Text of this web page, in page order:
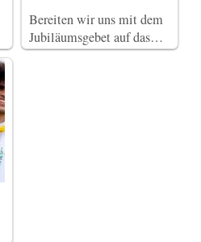
Bereiten wir uns mit dem
Jubiläumsgebet auf das…